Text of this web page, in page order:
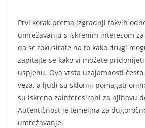
Prvi korak prema izgradnji takvih
umrežavanju s iskrenim interesom
da se fokusirate na to kako drugi
zapitajte se kako vi možete
uspjehu. Ova vrsta uzajamnosti
veza, a ljudi su skloniji pomagati
su iskreno zainteresirani za njihovu
Autentičnost je temeljna za
umrežavanje.